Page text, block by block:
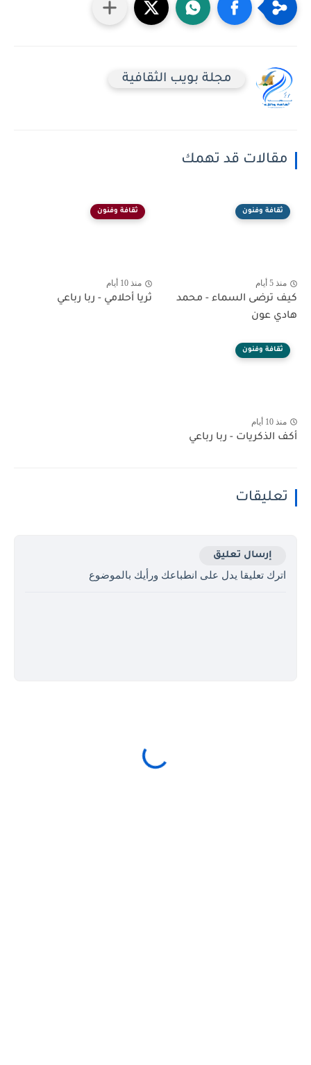
مجلة بويب الثقافية
مقالات قد تهمك
ثقافة وفنون
منذ 5 أيام
كيف ترضى السماء - محمد
هادي عون
ثقافة وفنون
منذ 10 أيام
ثريا أحلامي - ربا رباعي
ثقافة وفنون
منذ 10 أيام
أكف الذكريات - ربا رباعي
تعليقات
إرسال تعليق
اترك تعليقا يدل على انطباعك ورأيك بالموضوع